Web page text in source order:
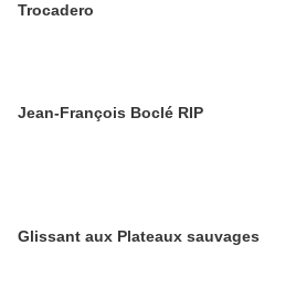
Trocadero
Jean-François Boclé RIP
Glissant aux Plateaux sauvages